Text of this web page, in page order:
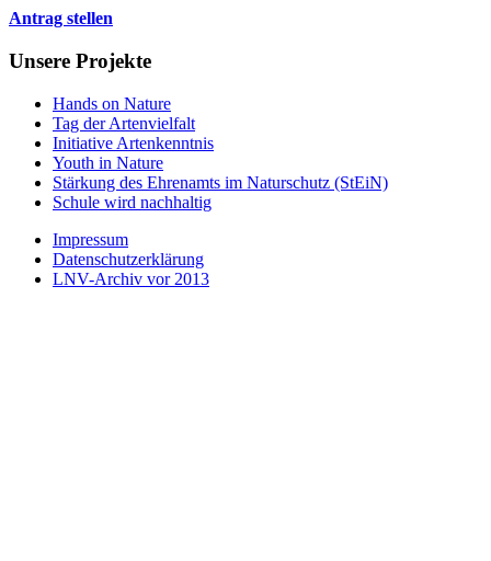
Antrag stellen
Unsere Projekte
Hands on Nature
Tag der Artenvielfalt
Initiative Artenkenntnis
Youth in Nature
Stärkung des Ehrenamts im Naturschutz (StEiN)
Schule wird nachhaltig
Impressum
Datenschutzerklärung
LNV-Archiv vor 2013